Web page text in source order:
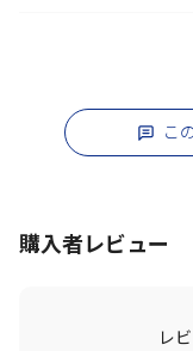
こ
購入者レビュー
レ